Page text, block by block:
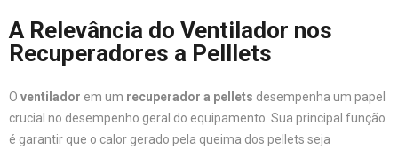
A Relevância do Ventilador nos
Recuperadores a Pelllets
O ventilador em um recuperador a pellets desempenha um papel
crucial no desempenho geral do equipamento. Sua principal função
é garantir que o calor gerado pela queima dos pellets seja